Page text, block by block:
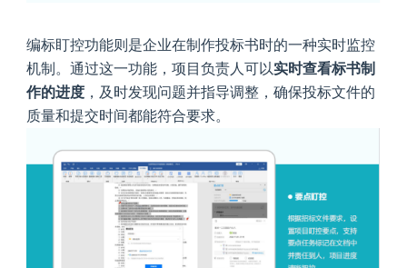
编标盯控功能则是企业在制作投标书时的一种实时监控
机制。通过这一功能，项目负责人可以实时查看标书制
作的进度，及时发现问题并指导调整，确保投标文件的
质量和提交时间都能符合要求。